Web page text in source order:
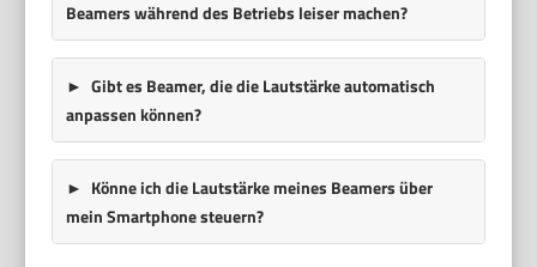
Beamers während des Betriebs leiser machen?
Gibt es Beamer, die die Lautstärke automatisch
anpassen können?
Könne ich die Lautstärke meines Beamers über
mein Smartphone steuern?